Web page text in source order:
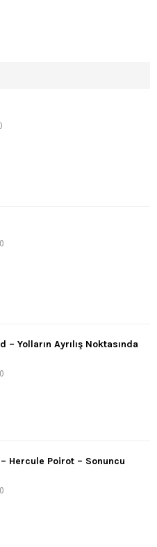
0
– Yolların Ayrılış Noktasında
0
Hercule Poirot – Sonuncu
0